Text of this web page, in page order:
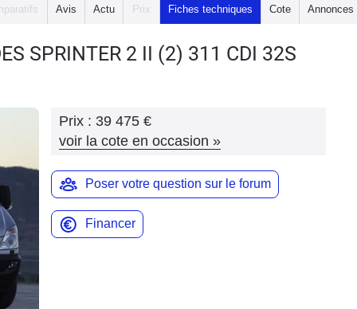
Avis Actu Prix Fiches techniques Cote Annonces
SPRINTER 2 II (2) 311 CDI 32S
Prix : 39 475 €
voir la cote en occasion »
Poser votre question sur le forum
Financer